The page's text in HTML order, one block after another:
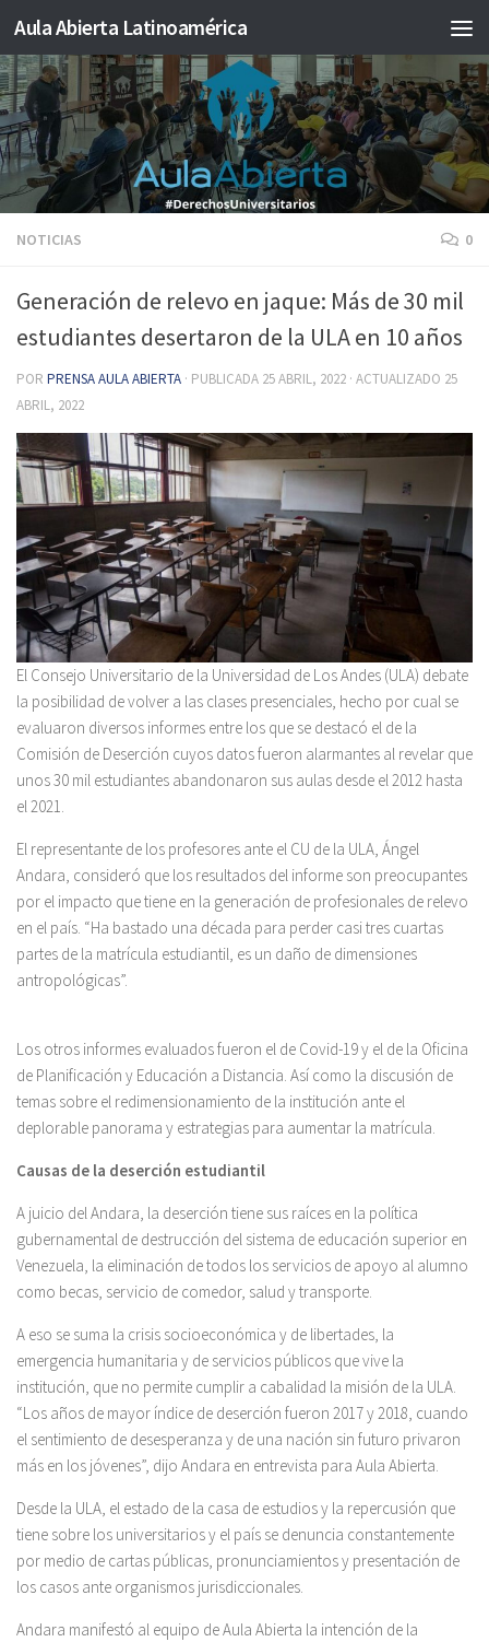
Saltar al contenido
Aula Abierta Latinoamérica
NOTICIAS 0
Generación de relevo en jaque: Más de 30 mil
estudiantes desertaron de la ULA en 10 años
POR PRENSA AULA ABIERTA · PUBLICADA 25 ABRIL, 2022 · ACTUALIZADO 25
ABRIL, 2022
El Consejo Universitario de la Universidad de Los Andes (ULA) debate
la posibilidad de volver a las clases presenciales, hecho por cual se
evaluaron diversos informes entre los que se destacó el de la
Comisión de Deserción cuyos datos fueron alarmantes al revelar que
unos 30 mil estudiantes abandonaron sus aulas desde el 2012 hasta
el 2021.
El representante de los profesores ante el CU de la ULA, Ángel
Andara, consideró que los resultados del informe son preocupantes
por el impacto que tiene en la generación de profesionales de relevo
en el país. “Ha bastado una década para perder casi tres cuartas
partes de la matrícula estudiantil, es un daño de dimensiones
antropológicas”.
Los otros informes evaluados fueron el de Covid-19 y el de la Oficina
de Planificación y Educación a Distancia. Así como la discusión de
temas sobre el redimensionamiento de la institución ante el
deplorable panorama y estrategias para aumentar la matrícula.
Causas de la deserción estudiantil
A juicio del Andara, la deserción tiene sus raíces en la política
gubernamental de destrucción del sistema de educación superior en
Venezuela, la eliminación de todos los servicios de apoyo al alumno
como becas, servicio de comedor, salud y transporte.
A eso se suma la crisis socioeconómica y de libertades, la
emergencia humanitaria y de servicios públicos que vive la
institución, que no permite cumplir a cabalidad la misión de la ULA.
“Los años de mayor índice de deserción fueron 2017 y 2018, cuando
el sentimiento de desesperanza y de una nación sin futuro privaron
más en los jóvenes”, dijo Andara en entrevista para Aula Abierta.
Desde la ULA, el estado de la casa de estudios y la repercusión que
tiene sobre los universitarios y el país se denuncia constantemente
por medio de cartas públicas, pronunciamientos y presentación de
los casos ante organismos jurisdiccionales.
Andara manifestó al equipo de Aula Abierta la intención de la